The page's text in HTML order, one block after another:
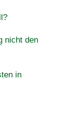
nicht den
in